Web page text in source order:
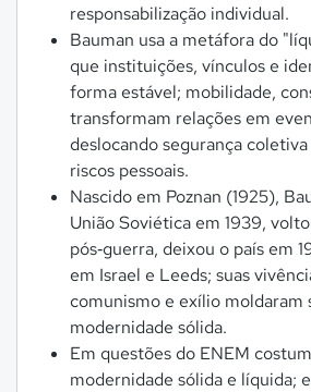
responsabilização individual.
Bauman usa a metáfora do
que instituições, vínculos e
forma estável; mobilidade,
transformam relações em
deslocando segurança
riscos pessoais.
Nascido em Poznan (1925),
União Soviética em 1939,
pós‑guerra, deixou o país em
em Israel e Leeds; suas
comunismo e exílio moldaram
modernidade sólida.
Em questões do ENEM
modernidade sólida e líquida;